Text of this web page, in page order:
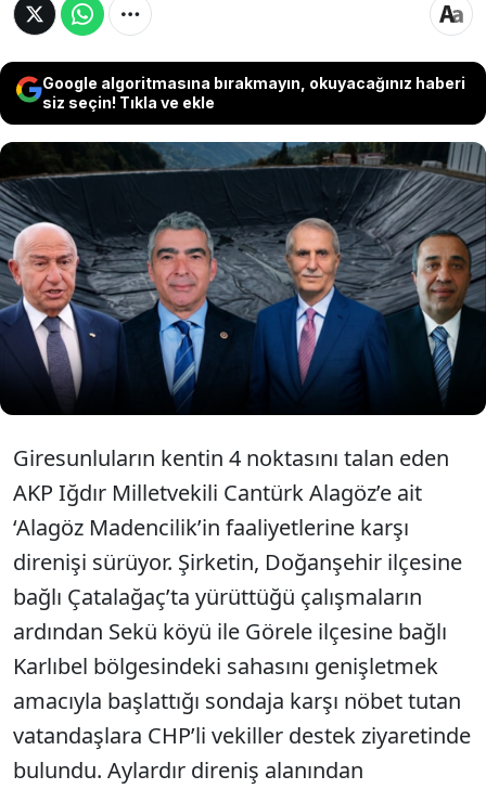
Google algoritmasına bırakmayın, okuyacağınız haberi
siz seçin! Tıkla ve ekle
Bir ağacı sevmekle can bilmekle başlayacak her
şey. Sekü, Akbelen ve Perşembe’den yükselen bu
çığlık, ekmeğini, suyunu köklerini korumak isteyen
halka kulaklarını tıkayanlara...Yeşili karaya, suyu
çamura, toprağı zehire çevirenlere karşı yükseliyor.
Halk iş makinelerine, ablukalara, doğayı talan eden
şirketlere karşı hukukla, doğa sevgisiyle ve inatla
direniyor.
Giresunluların kentin 4 noktasını talan eden
AKP Iğdır Milletvekili Cantürk Alagöz’e ait
‘Alagöz Madencilik’in faaliyetlerine karşı
direnişi sürüyor. Şirketin, Doğanşehir ilçesine
bağlı Çatalağaç’ta yürüttüğü çalışmaların
ardından Sekü köyü ile Görele ilçesine bağlı
Karlıbel bölgesindeki sahasını genişletmek
amacıyla başlattığı sondaja karşı nöbet tutan
vatandaşlara CHP’li vekiller destek ziyaretinde
bulundu. Aylardır direniş alanından